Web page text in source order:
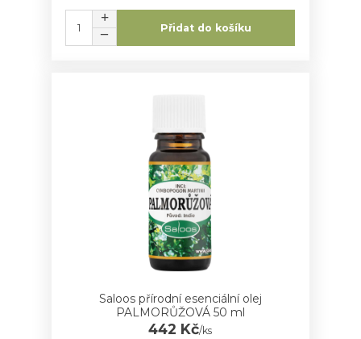
Přidat do košíku
Saloos přírodní esenciální olej
PALMORŮŽOVÁ 50 ml
442 Kč/ks